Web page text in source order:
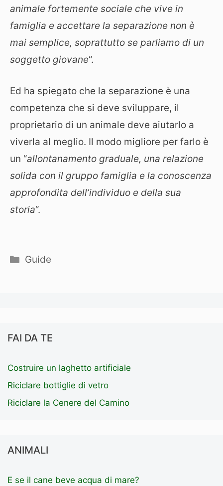
animale fortemente sociale che vive in
famiglia e accettare la separazione non è
mai semplice, soprattutto se parliamo di un
soggetto giovane“.
Ed ha spiegato che la separazione è una
competenza che si deve sviluppare, il
proprietario di un animale deve aiutarlo a
viverla al meglio. Il modo migliore per farlo è
un “allontanamento graduale, una relazione
solida con il gruppo famiglia e la conoscenza
approfondita dell’individuo e della sua
storia“.
Categorie
Guide
FAI DA TE
Costruire un laghetto artificiale
Riciclare bottiglie di vetro
Riciclare la Cenere del Camino
ANIMALI
E se il cane beve acqua di mare?